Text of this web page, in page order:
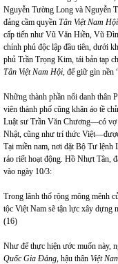
Nguyễn Tường Long và Nguyễn
đảng cầm quyền Tân ViệtNam
cấp tiến như Vũ Văn Hiền, Vũ
chính phủ độc lập đầu tiên, dưới
phủ Trần Trọng Kim, tái bản tạp
Tân Việt Nam Hội, để giữ gìn nền
Những thành phần nổi danh thân
viên thành phố cũng khăn áo tề
Luật sư Trần Văn Chương—có vợ
Nhật, cũng như trí thức
Tại miền nam, nơi đặt Bộ Tư lệnh
ráo riết hoạt động. Hồ Nhựt Tân,
vào ngày 10/3:
Trong lãnh thổ rộng mông mênh
tộc ViệtNam sẽ tận lực xây dựng
(16)
Như để thực hiện ước muốn này,
Quốc Gia Đảng, hậu thân Việt